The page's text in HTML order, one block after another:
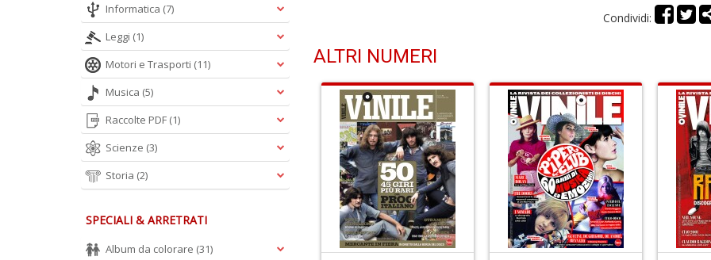
Condividi:
ALTRI NUMERI
Informatica (7)
Leggi (1)
Motori e Trasporti (11)
Musica (5)
Raccolte PDF (1)
Scienze (3)
Storia (2)
SPECIALI & ARRETRATI
Album da colorare (31)